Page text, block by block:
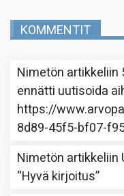
KOMMENTIT
Nimetön artikkeliin
ennätti uutisoida
https://
8d89-45f5-bf07-
Nimetön artikkeliin
“Hyvä kirjoitus”